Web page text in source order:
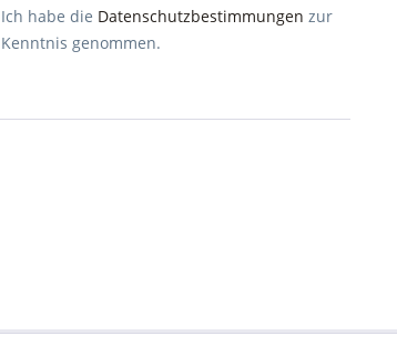
Ich habe die Datenschutzbestimmungen zur
Kenntnis genommen.